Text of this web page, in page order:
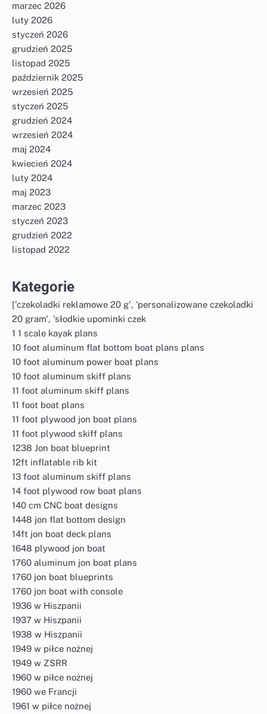
marzec 2026
luty 2026
styczeń 2026
grudzień 2025
listopad 2025
październik 2025
wrzesień 2025
styczeń 2025
grudzień 2024
wrzesień 2024
maj 2024
kwiecień 2024
luty 2024
maj 2023
marzec 2023
styczeń 2023
grudzień 2022
listopad 2022
Kategorie
['czekoladki reklamowe 20 g', 'personalizowane czekoladki
20 gram', 'słodkie upominki czek
1 1 scale kayak plans
10 foot aluminum flat bottom boat plans plans
10 foot aluminum power boat plans
10 foot aluminum skiff plans
11 foot aluminum skiff plans
11 foot boat plans
11 foot plywood jon boat plans
11 foot plywood skiff plans
1238 Jon boat blueprint
12ft inflatable rib kit
13 foot aluminum skiff plans
14 foot plywood row boat plans
140 cm CNC boat designs
1448 jon flat bottom design
14ft jon boat deck plans
1648 plywood jon boat
1760 aluminum jon boat plans
1760 jon boat blueprints
1760 jon boat with console
1936 w Hiszpanii
1937 w Hiszpanii
1938 w Hiszpanii
1949 w piłce nożnej
1949 w ZSRR
1960 w piłce nożnej
1960 we Francji
1961 w piłce nożnej